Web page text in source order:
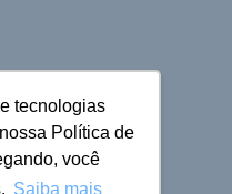
tecnologias
Política de
você
Saiba mais